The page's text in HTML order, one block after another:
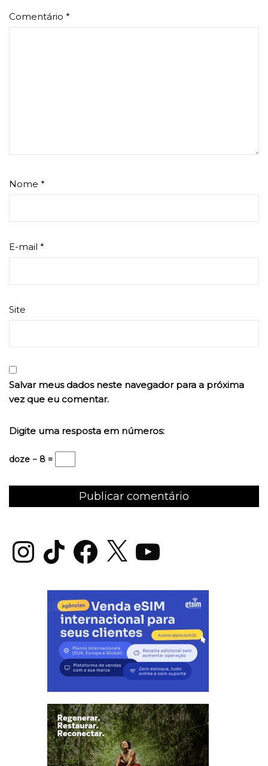
Comentário *
Nome *
E-mail *
Site
Salvar meus dados neste navegador para a próxima
vez que eu comentar.
Digite uma resposta em números:
doze − 8 =
InstagramTikTok Facebook
X YouTube